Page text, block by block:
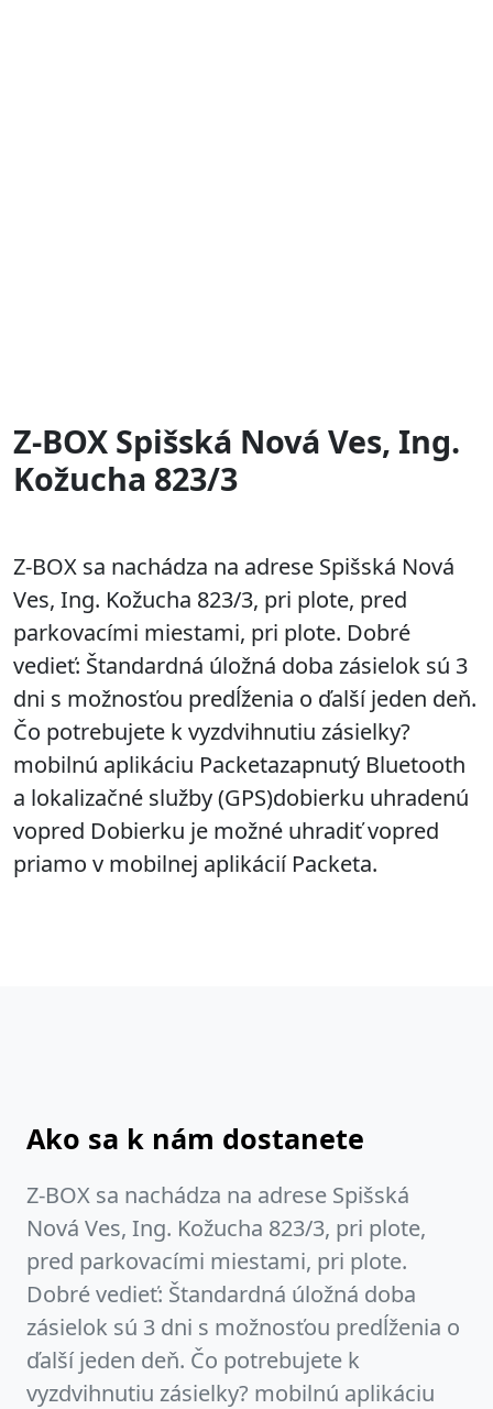
Z-BOX Spišská Nová Ves, Ing.
Kožucha 823/3
Z-BOX sa nachádza na adrese Spišská Nová
Ves, Ing. Kožucha 823/3, pri plote, pred
parkovacími miestami, pri plote. Dobré
vedieť: Štandardná úložná doba zásielok sú 3
dni s možnosťou predĺženia o ďalší jeden deň.
Čo potrebujete k vyzdvihnutiu zásielky?
mobilnú aplikáciu Packetazapnutý Bluetooth
a lokalizačné služby (GPS)dobierku uhradenú
vopred Dobierku je možné uhradiť vopred
priamo v mobilnej aplikácií Packeta.
Ako sa k nám dostanete
Z-BOX sa nachádza na adrese Spišská
Nová Ves, Ing. Kožucha 823/3, pri plote,
pred parkovacími miestami, pri plote.
Dobré vedieť: Štandardná úložná doba
zásielok sú 3 dni s možnosťou predĺženia o
ďalší jeden deň. Čo potrebujete k
vyzdvihnutiu zásielky? mobilnú aplikáciu